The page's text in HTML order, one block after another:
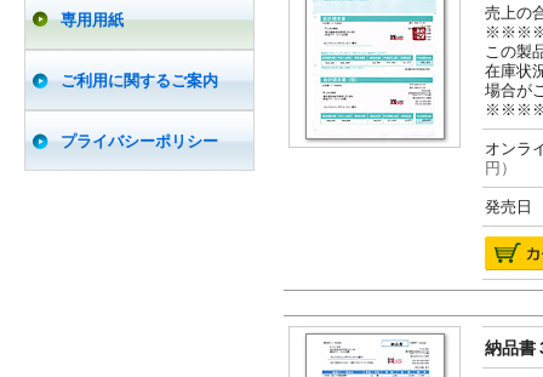
専用用紙
ご利用に関するご案内
プライバシーポリシー
売上の
この製
在庫状
場合が
オン
円）
発売日
納品書